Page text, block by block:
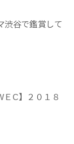
渋谷で鑑賞して
ＥC】２０１８